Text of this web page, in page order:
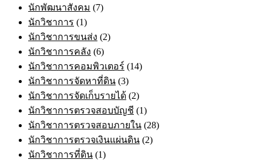
นักพัฒนาสังคม (7)
นักวิชาการ (1)
นักวิชาการขนส่ง (2)
นักวิชาการคลัง (6)
นักวิชาการคอมพิวเตอร์ (14)
นักวิชาการจัดหาที่ดิน (3)
นักวิชาการจัดเก็บรายได้ (2)
นักวิชาการตรวจสอบบัญชี (1)
นักวิชาการตรวจสอบภายใน (28)
นักวิชาการตรวจเงินแผ่นดิน (2)
นักวิชาการที่ดิน (1)